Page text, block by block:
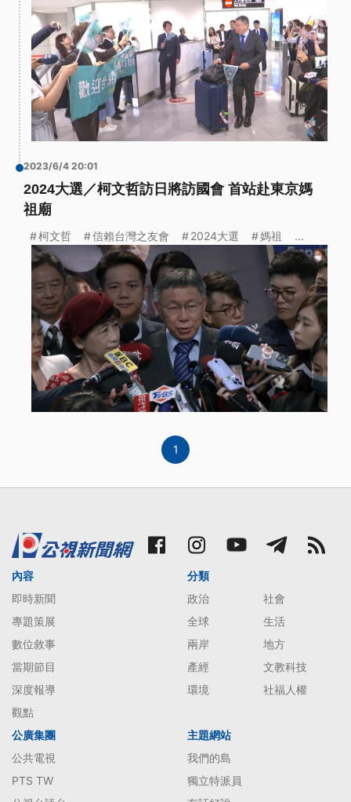
2023/6/4 20:01
2024大選／柯文哲訪日將訪國會 首站赴東京媽
祖廟
柯文哲 信賴台灣之友會 2024大選 媽祖 ...
1
內容
即時新聞
專題策展
數位敘事
當期節目
深度報導
觀點
分類
政治
社會
全球
生活
兩岸
地方
產經
文教科技
環境
社福人權
公廣集團
公共電視
PTS TW
主題網站
我們的島
獨立特派員